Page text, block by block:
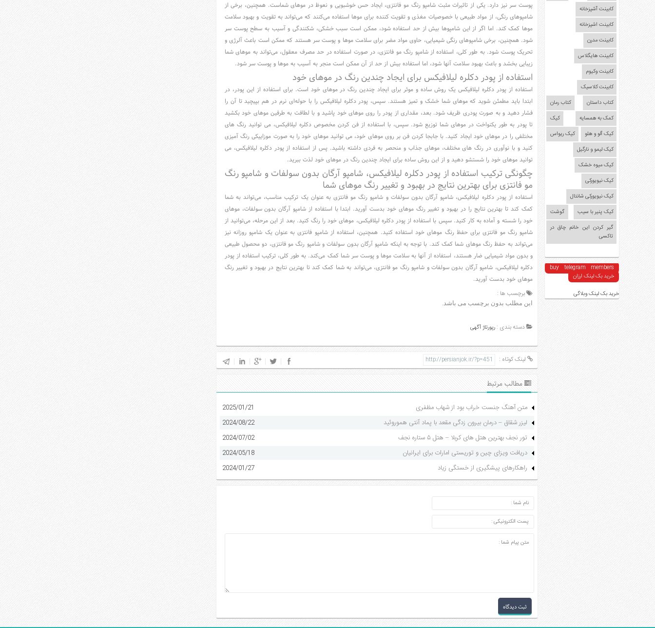
کابینت آشپزخانه
کابینت اشپزخانه
کابینت مدرن
کابینت هایگلاس
کابینت وکیوم
کابینت کلاسیک
کتاب داستان
کتاب رمان
کمک به همسایه
کیک
کیک آلو و هلو
کیک ریواس
کیک لیمو و نارگیل
کیک میوه خشک
کیک نیویورکی
کیک نیویورکی شانتال
کیک پنیر با سیب
گوشت
گیر کردن این خانم چاق در
تاکسی
buy telegram members
خرید بک لینک ارزان
خرید بک لینک وبلاگی
پوست سر نیز دارد. یکی از تاثیرات مثبت شامپو رنگ مو فانتزی، ایجاد حس خوشبویی و نعوظ در موهای شماست. همچنین، برخی از
شامپوهای رنگی، از مواد طبیعی با خصوصیات مغذی و تقویت کننده برای موها استفاده می‌کنند که می‌تواند به تقویت و بهبود سلامت
موها کمک کند. اما اگر از این شامپوها بیش از حد استفاده شود، ممکن است سبب خشکی، شکنندگی و آسیب به سطح پوست سر
شود. همچنین، برخی شامپوهای رنگی شیمیایی، حاوی مواد مضر برای سلامت موها و پوست سر هستند که ممکن است باعث آلرژی و
تحریک پوست شود. به طور کلی، استفاده از شامپو رنگ مو فانتزی، در صورت استفاده در حد مصرف معقول، می‌تواند به موهای شما
زیبایی بخشد و باعث بهبود سلامت آنها شود، اما استفاده بیش از حد از آن ممکن است منجر به آسیب به موها و پوست سر شود.
استفاده از پودر دکلره لیلافیکس برای ایجاد چندین رنگ در موهای خود
استفاده از پودر دکلره لیلافیکس یک روش ساده و موثر برای ایجاد چندین رنگ در موهای خود است. برای استفاده از این پودر، در
ابتدا باید مطمئن شوید که موهای شما خشک و تمیز هستند. سپس، پودر دکلره لیلافیکس را با حوله‌ای نرم در هم بپیچید تا آن را
فشار دهید و به صورت پودری ظریف شود. بعد، مقداری از پودر را روی موهای خود پاشید و با لطافت به طرفین موهای خود بکشید
تا پودر به طور یکنواخت در موهای شما توزیع شود. سپس، با استفاده از فن کردن مخصوص دکلره لیلافیکس، می توانید رنگ های
مختلفی را در موهای خود ایجاد کنید. با جابجا کردن فن بر روی موهای خود، می توانید موهای خود را به صورت موزاییکی رنگ آمیزی
کنید و با نوآوری در رنگ های مختلف، موهای جذاب و منحصر به فردی داشته باشید. پس از استفاده از پودر دکلره لیلافیکس، می
توانید موهای خود را شستشو دهید و از این روش ساده برای ایجاد چندین رنگ در موهای خود لذت ببرید.
چگونگی ترکیب استفاده از پودر دکلره لیلافیکس، شامپو آرگان بدون سولفات و شامپو رنگ
مو فانتزی برای بهترین نتایج در بهبود و تغییر رنگ موهای شما
استفاده از پودر دکلره لیلافیکس، شامپو آرگان بدون سولفات و شامپو رنگ مو فانتزی به عنوان یک ترکیب مناسب، می‌تواند به شما
کمک کند تا بهترین نتایج را در بهبود و تغییر رنگ موهای خود بدست آورید. ابتدا با استفاده از شامپو آرگان بدون سولفات، موهای
خود را شسته و آماده به کار کنید. سپس با استفاده از پودر دکلره لیلافیکس، موهای خود را رنگ کنید. بعد از این مرحله، می‌توانید از
شامپو رنگ مو فانتزی برای حفظ رنگ موهای خود استفاده کنید. همچنین، استفاده از شامپو فانتزی به عنوان یک شامپو روزانه نیز
می‌تواند به حفظ رنگ موهای شما کمک کند. با توجه به اینکه شامپو آرگان بدون سولفات و شامپو رنگ مو فانتزی، دو محصول طبیعی
و بدون مواد شیمیایی ضار هستند، استفاده از آنها به سلامت موها و پوست سر شما کمک می‌کند. به طور کلی، ترکیب استفاده از پودر
دکلره لیلافیکس، شامپو آرگان بدون سولفات و شامپو رنگ مو فانتزی، می‌تواند به شما کمک کند تا بهترین نتایج در بهبود و تغییر رنگ
موهای خود بدست آورید.
برچسب ها :
این مطلب بدون برچسب می باشد.
دسته بندی : رپورتاژ آگهی
لینک کوتاه :
مطالب مرتبط
متن آهنگ جنست خراب بود از شهاب مظفری 2025/01/21
لیزر شقاق – درمان بیرون زدگی مقعد با پماد آنتی هموروئید 2024/08/22
تور نجف بهترین هتل های کربلا – هتل ۵ ستاره نجف 2024/07/02
دریافت ویزای چین و توریستی امارات برای ایرانیان 2024/05/18
راهکارهای پیشگیری از خستگی زیاد 2024/01/27
ارسال دیدگاه